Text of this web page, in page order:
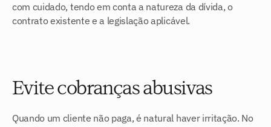
com cuidado, tendo em conta a natureza da dívida, o
contrato existente e a legislação aplicável.
Evite cobranças abusivas
Quando um cliente não paga, é natural haver irritação. No